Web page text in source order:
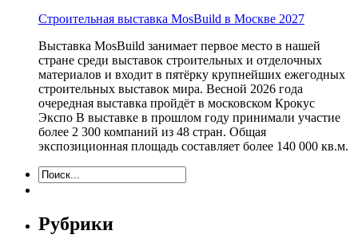
Строительная выставка MosBuild в Москве 2027
Выставка MosBuild занимает первое место в нашей
стране среди выставок строительных и отделочных
материалов и входит в пятёрку крупнейших ежегодных
строительных выставок мира. Весной 2026 года
очередная выставка пройдёт в московском Крокус
Экспо В выставке в прошлом году принимали участие
более 2 300 компаний из 48 стран. Общая
экспозиционная площадь составляет более 140 000 кв.м.
Рубрики